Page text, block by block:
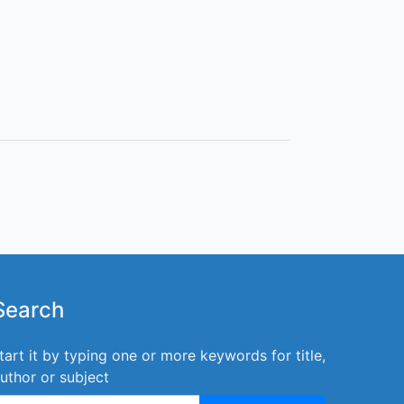
it by typing one or more keywords for title,
or subject